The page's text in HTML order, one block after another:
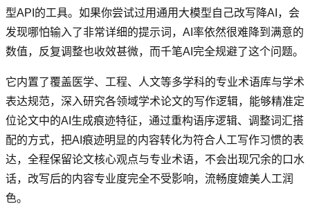
型API的工具。如果你尝试过用通用大模型自己改写降AI，会
发现哪怕输入了非常详细的提示词，AI率依然很难降到满意的
数值，反复调整也收效甚微，而千笔AI完全规避了这个问题。
它内置了覆盖医学、工程、人文等多学科的专业术语库与学术
表达规范，深入研究各领域学术论文的写作逻辑，能够精准定
位论文中的AI生成痕迹特征，通过重构语序逻辑、调整词汇搭
配的方式，把AI痕迹明显的内容转化为符合人工写作习惯的表
达，全程保留论文核心观点与专业术语，不会出现冗余的口水
话，改写后的内容专业度完全不受影响，流畅度媲美人工润
色。